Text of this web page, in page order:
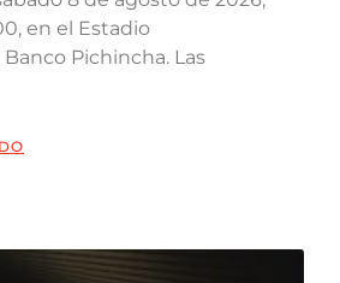
en el Estadio
Pichincha. Las